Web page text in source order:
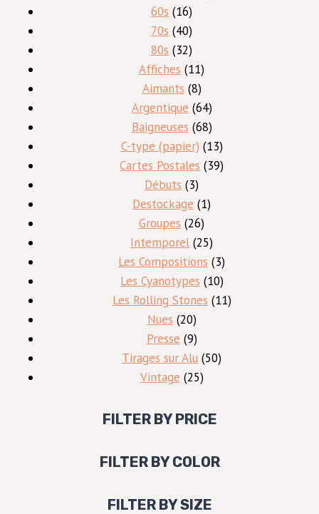
60s 1616
produits
70s 4040
produits
80s 3232
produits
Affiches 1111
produits
Aimants 88
produits
Argentique 6464
produits
Baigneuses 6868
produits
C-type (papier) 1313
produits
Cartes Postales 3939
Débuts 33
produits
Destockage 11
Groupes 2626
produits
Intemporel 2525
produits
Les Compositions 33
produits
Les Cyanotypes 1010
produits
Les Rolling Stones 1111
Nues 2020
produits
Presse 99
produits
Tirages sur Alu 5050
Vintage 2525
FILTER BY PRICE
FILTER BY COLOR
FILTER BY SIZE